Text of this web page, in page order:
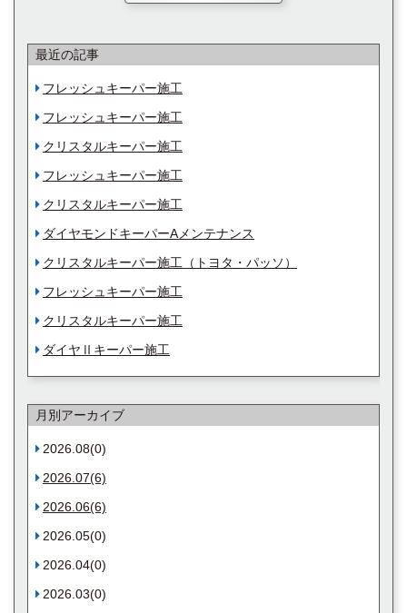
最近の記事
フレッシュキーパー施工
フレッシュキーパー施工
クリスタルキーパー施工
フレッシュキーパー施工
クリスタルキーパー施工
ダイヤモンドキーパーAメンテナンス
クリスタルキーパー施工（トヨタ・パッソ）
フレッシュキーパー施工
クリスタルキーパー施工
ダイヤⅡキーパー施工
月別アーカイブ
2026.08(0)
2026.07(6)
2026.06(6)
2026.05(0)
2026.04(0)
2026.03(0)